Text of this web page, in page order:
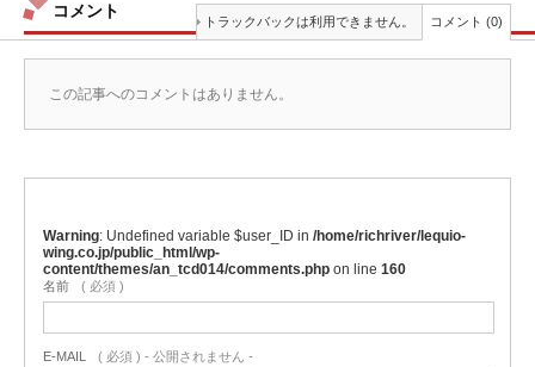
コメント
トラックバックは利用できません。 コメント (0)
この記事へのコメントはありません。
Warning : Undefined variable $user_ID in /home/richriver/lequio-
wing.co.jp/public_html/wp-
content/themes/an_tcd014/comments.php on line 160
名前 ( 必須 )
E-MAIL ( 必須 ) - 公開されません -